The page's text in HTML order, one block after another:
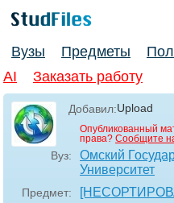
Вузы Предметы
AI
Заказать работу
Добавил:Upload
Опубликованный
права? Сообщите
Вуз:
Омский
Университет
Предмет: